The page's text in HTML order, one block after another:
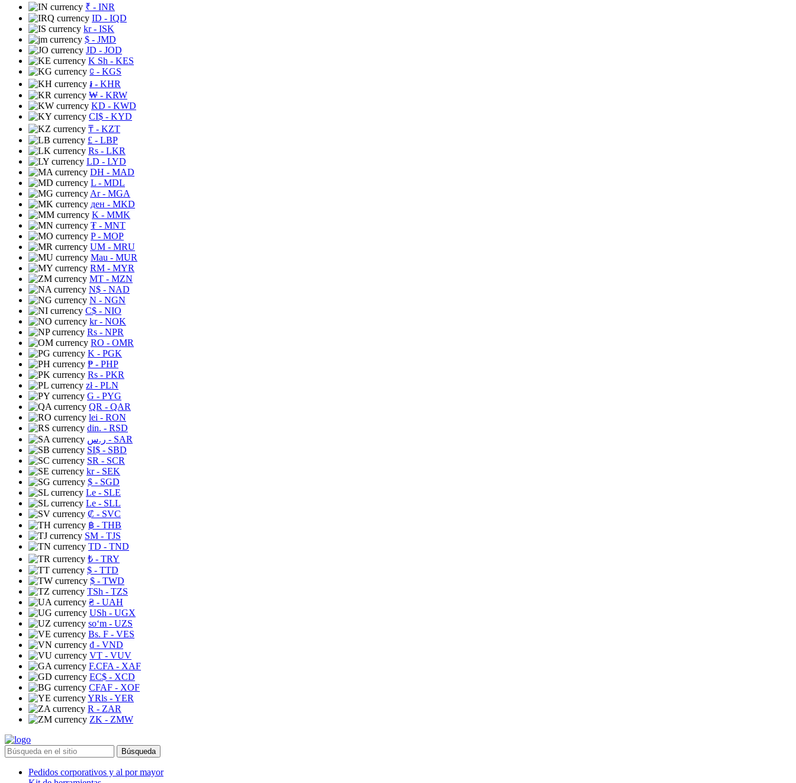
₹ - INR
ID - IQD
kr- ISK
$ - JMD
JD - JOD
K Sh - KES
⃀ - KGS
៛ - KHR
₩ - KRW
KD - KWD
CI$ - KYD
₸ - KZT
£ - LBP
Rs - LKR
LD - LYD
DH - MAD
L - MDL
Ar- MGA
ден - MKD
K - MMK
₮ - MNT
P- MOP
UM - MRU
Mau - MUR
RM - MYR
MT - MZN
N$ - NAD
N - NGN
C$ - NIO
kr- NOK
Rs - NPR
RO - OMR
K - PGK
₱ - PHP
Rs - PKR
zł- PLN
G - PYG
QR - QAR
lei - RON
din. - RSD
ر.س - SAR
SI$ - SBD
SR - SCR
kr- SEK
$ - SGD
Le - SLE
Le - SLL
₡ - SVC
฿ - THB
ЅМ - TJS
TD - TND
₺ - TRY
$ - TTD
$ - TWD
TSh - TZS
₴ - UAH
USh - UGX
soʻm - UZS
Bs. F - VES
₫ - VND
VT - VUV
F.CFA - XAF
EC$ - XCD
CFAF - XOF
YRls - YER
R - ZAR
ZK - ZMW
Búsqueda
Pedidos corporativos y al por mayor